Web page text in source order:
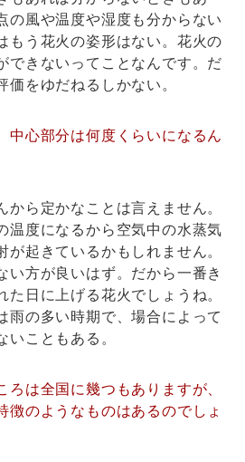
の風や温度や湿度も分からない
もう花火の姿形はない。花火の
できないってことなんです。だ
価をゆだねるしかない。
心部分は何度くらいになるん
ら定かなことは言えません。
温度になるから空気中の水蒸気
が起きているかもしれません。
い方が良いはず。だから一番き
た日に上げる花火でしょうね。
雨の多い時期で、場合によって
いこともある。
は全国に幾つもありますが、
徴のようなものはあるのでしょ